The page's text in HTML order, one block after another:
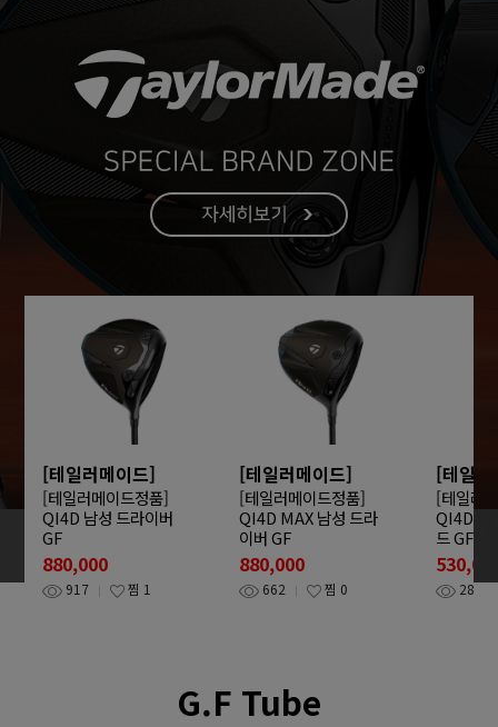
[테일러메이드]
[테일러메이드정품]
QI4D 남성 드라이버
GF
880,000
917 찜 1
[테일러메이드]
[테일러메이드정품]
QI4D MAX 남성 드라
이버 GF
880,000
662 찜 0
[테일
[테일러
QI4D
드 GF
288
G.F Tube